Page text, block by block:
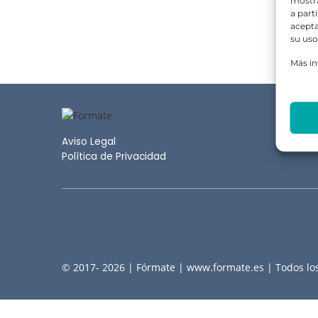
a
su
Más
Aviso Legal
Política de Privacidad
© 2017- 2026 | Fórmate | www.formate.es | Todos